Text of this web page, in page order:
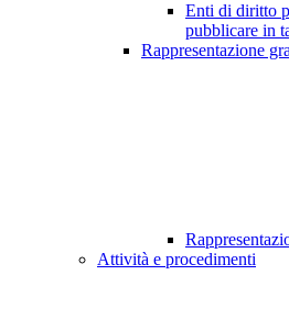
Enti di diritto
pubblicare in
Rappresentazione
Attività e procedimenti